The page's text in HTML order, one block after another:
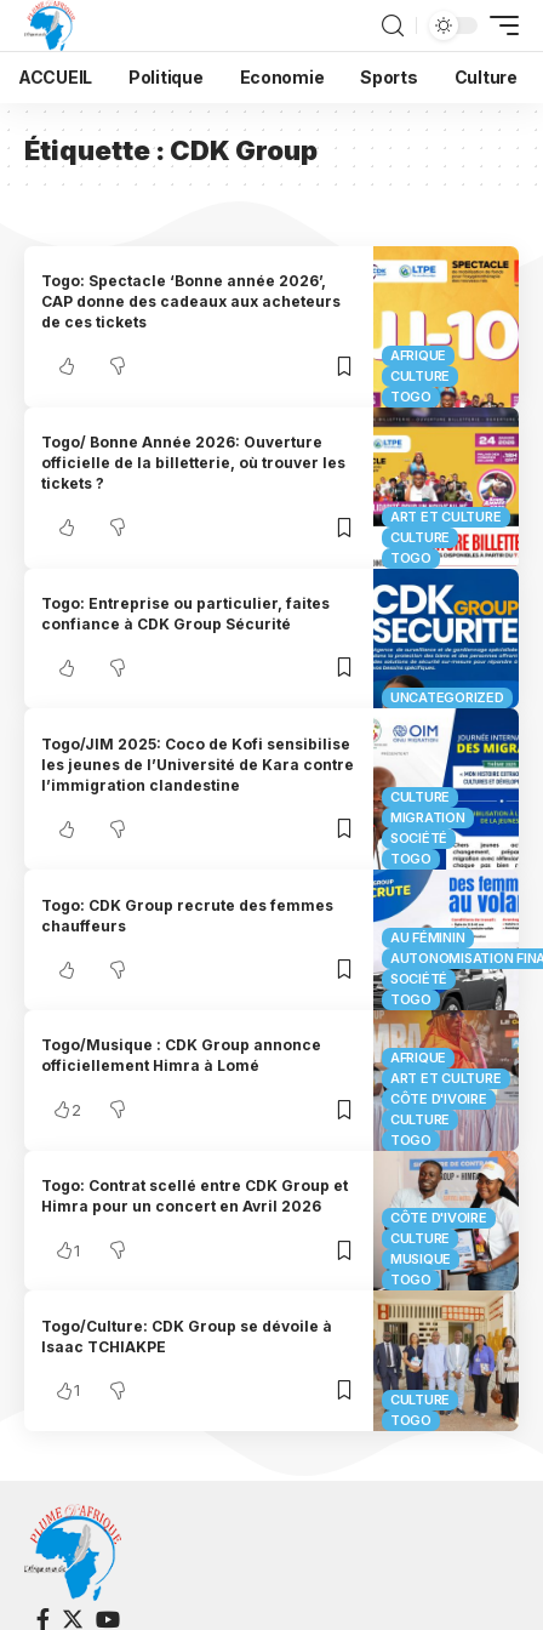
ACCUEIL Politique Economie Sports Culture
Étiquette : CDK Group
AFRIQUE
CULTURE
TOGO
Togo: Spectacle ‘Bonne année 2026’,
CAP donne des cadeaux aux acheteurs
de ces tickets
ART ET CULTURE
CULTURE
TOGO
Togo/ Bonne Année 2026: Ouverture
officielle de la billetterie, où trouver les
tickets ?
UNCATEGORIZED
Togo: Entreprise ou particulier, faites
confiance à CDK Group Sécurité
CULTURE
MIGRATION
SOCIÉTÉ
TOGO
Togo/JIM 2025: Coco de Kofi sensibilise
les jeunes de l’Université de Kara contre
l’immigration clandestine
AU FÉMININ
AUTONOMISATION
SOCIÉTÉ
TOGO
Togo: CDK Group recrute des femmes
chauffeurs
AFRIQUE
ART ET CULTURE
CÔTE D'IVOIRE
CULTURE
TOGO
Togo/Musique : CDK Group annonce
officiellement Himra à Lomé
2
CÔTE D'IVOIRE
CULTURE
MUSIQUE
TOGO
Togo: Contrat scellé entre CDK Group et
Himra pour un concert en Avril 2026
1
CULTURE
TOGO
Togo/Culture: CDK Group se dévoile à
Isaac TCHIAKPE
1